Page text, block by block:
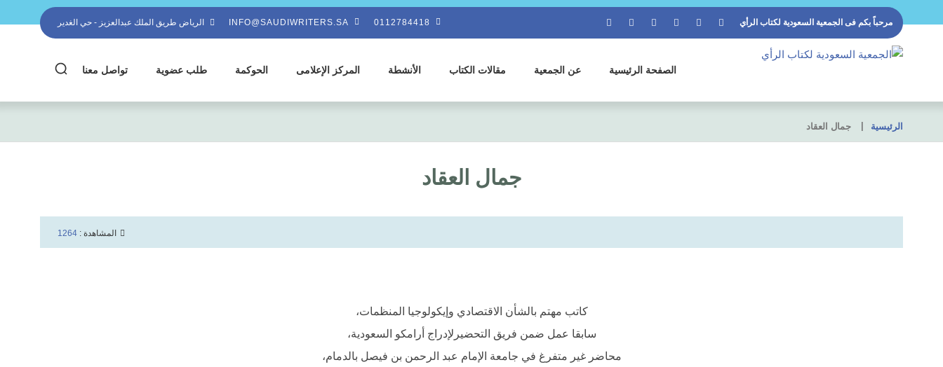
مرحباً بكم فى الجمعية السعودية لكتاب الرأي 0112784418
INFO@SAUDIWRITERS.SA الرياض طريق الملك عبدالعزيز - حي الغدير
الصفحة الرئيسية عن الجمعية مقالات الكتاب الأنشطة المركز الإعلامى الحوكمة طلب عضوية تواصل معنا
الرئيسية جمال العقاد
جمال العقاد
المشاهدة : 1264
كاتب مهتم بالشأن الاقتصادي وإيكولوجيا المنظمات،
سابقا عمل ضمن فريق التحضيرلإدراج أرامكو السعودية،
محاضر غير متفرغ في جامعة الإمام عبد الرحمن بن فيصل بالدمام،